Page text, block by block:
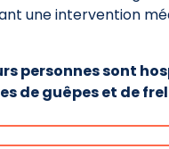
une intervention
personnes sont
de guêpes et de